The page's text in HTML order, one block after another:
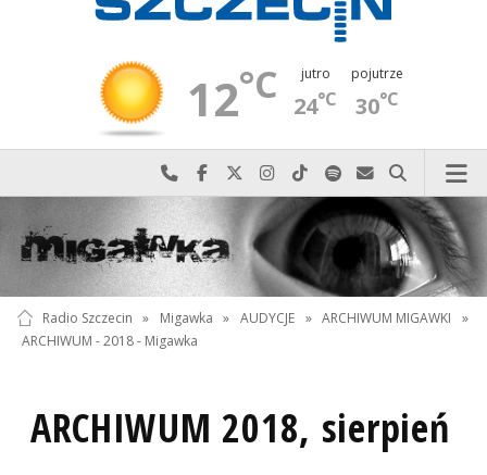
12°C jutro
24°C
pojutrze
30°C
Najlepiej po prostu do nas zadzwoń
Odwiedź nas na Facebook-u
Odwiedź nas na X
Odwiedź nas na Instagram-ie
Odwiedź nas na TikTok-u
Szukaj nas na Spotify
Wyślij do nas
Szukaj
Radio Szczecin » Migawka » AUDYCJE » ARCHIWUM MIGAWKI
»
ARCHIWUM - 2018 - Migawka
ARCHIWUM 2018, sierpień